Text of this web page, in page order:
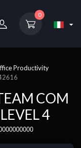
0
Productivity
COM
4